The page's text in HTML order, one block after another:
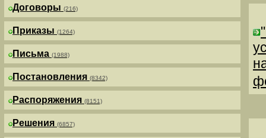
Договоры (216)
Приказы (1264)
Письма (1988)
Постановления (8342)
Распоряжения (8151)
Решения (6857)